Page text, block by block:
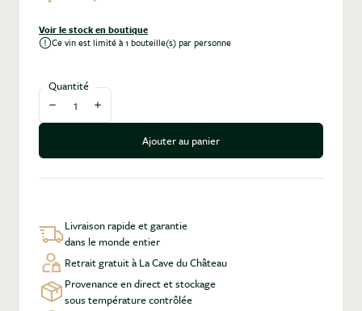
Voir le stock en boutique
Ce vin est limité à 1 bouteille(s) par personne
Quantité
Diminuer la quantité
Augmenter la quantité
Ajouter au panier
Livraison rapide et garantie
dans le monde entier
Retrait gratuit à La Cave du Château
Provenance en direct et stockage
sous température contrôlée